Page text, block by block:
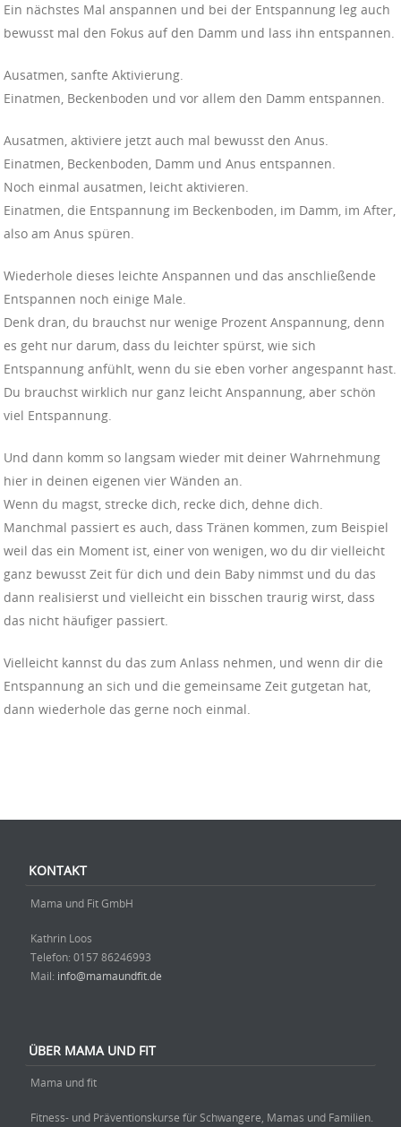
Ein nächstes Mal anspannen und bei der Entspannung leg auch
bewusst mal den Fokus auf den Damm und lass ihn entspannen.
Ausatmen, sanfte Aktivierung.
Einatmen, Beckenboden und vor allem den Damm entspannen.
Ausatmen, aktiviere jetzt auch mal bewusst den Anus.
Einatmen, Beckenboden, Damm und Anus entspannen.
Noch einmal ausatmen, leicht aktivieren.
Einatmen, die Entspannung im Beckenboden, im Damm, im After,
also am Anus spüren.
Wiederhole dieses leichte Anspannen und das anschließende
Entspannen noch einige Male.
Denk dran, du brauchst nur wenige Prozent Anspannung, denn
es geht nur darum, dass du leichter spürst, wie sich
Entspannung anfühlt, wenn du sie eben vorher angespannt hast.
Du brauchst wirklich nur ganz leicht Anspannung, aber schön
viel Entspannung.
Und dann komm so langsam wieder mit deiner Wahrnehmung
hier in deinen eigenen vier Wänden an.
Wenn du magst, strecke dich, recke dich, dehne dich.
Manchmal passiert es auch, dass Tränen kommen, zum Beispiel
weil das ein Moment ist, einer von wenigen, wo du dir vielleicht
ganz bewusst Zeit für dich und dein Baby nimmst und du das
dann realisierst und vielleicht ein bisschen traurig wirst, dass
das nicht häufiger passiert.
Vielleicht kannst du das zum Anlass nehmen, und wenn dir die
Entspannung an sich und die gemeinsame Zeit gutgetan hat,
dann wiederhole das gerne noch einmal.
KONTAKT
Mama und Fit GmbH
Kathrin Loos
Telefon: ‭0157 86246993‬
Mail: info@mamaundfit.de
ÜBER MAMA UND FIT
Mama und fit
Fitness- und Präventionskurse für Schwangere, Mamas und Familien.